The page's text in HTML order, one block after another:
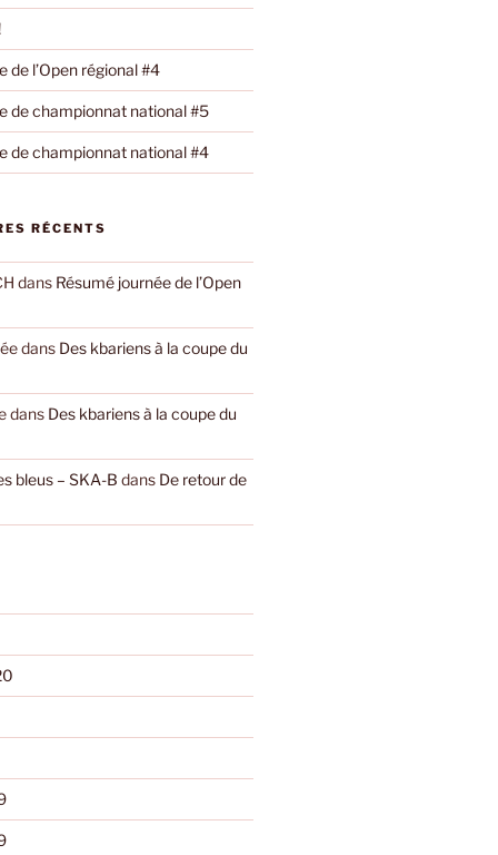
de l’Open régional #4
de championnat national #5
de championnat national #4
RÉCENTS
dans Résumé journée de l’Open
dans Des kbariens à la coupe du
dans Des kbariens à la coupe du
bleus – SKA-B dans De retour de